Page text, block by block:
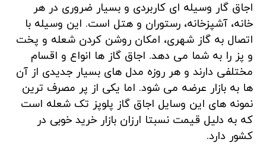
اجاق گار وسیله ای کاربردی و بسیار ضروری در هر
خانه، آشپزخانه، رستوران و هتل است. این وسیله با
اتصال به گاز شهری، امکان روشن کردن شعله و پخت
و پز را به شما می دهد. اجاق گاز ها انواع و اقسام
مختلفی دارند و هر روزه مدل های بسیار جدیدی از آن
ها به بازار عرضه می شود. اما یکی از پر مصرف ترین
نمونه های این وسایل اجاق گاز پلوپز تک شعله است
که به دلیل قیمت نسبتا ارزان بازار خرید خوبی در
کشور دارد.